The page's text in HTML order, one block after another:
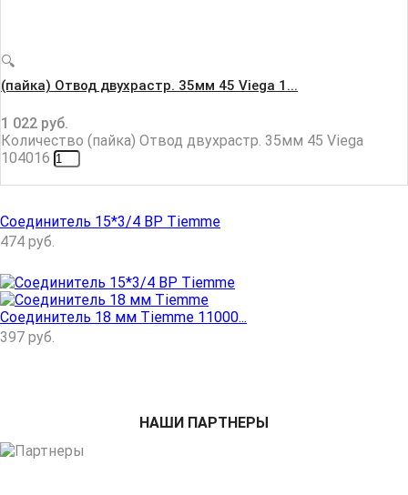
🔍
(пайка) Отвод двухрастр. 35мм 45 Viega 1...
1 022 руб.
Количество (пайка) Отвод двухрастр. 35мм 45 Viega
104016
Соединитель 15*3/4 ВР Tiemme
474 руб.
Соединитель 18 мм Tiemme 11000...
397 руб.
НАШИ ПАРТНЕРЫ